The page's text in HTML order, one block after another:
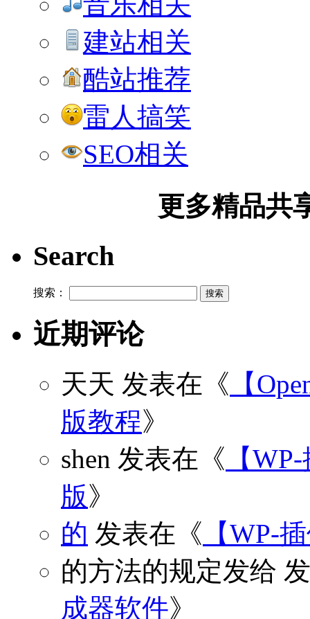
建站相关
酷站推荐
雷人搞笑
SEO相关
更多精品共
Search
搜索：
近期评论
天天 发表在《 【
版教程》
shen 发表在《 【
版》
的 发表在《 【WP-
的方法的规定发给
成器软件》